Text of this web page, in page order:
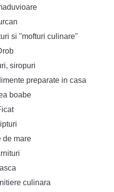
si "mofturi culinare"
siropuri
preparate in casa
boabe
de mare
culinara